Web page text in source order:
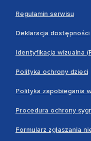
Regulamin serwisu
Deklaracja dostępności
Identyfikacja wizualna
Polityka ochrony dzieci
Polityka zapobiegania
Procedura ochrony
Formularz zgłaszania